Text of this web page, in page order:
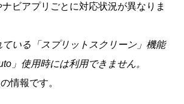
ビアプリごとに対応状況が異なりま
いる「スプリットスクリーン」機能
」使用時には利用できません。
情報です。